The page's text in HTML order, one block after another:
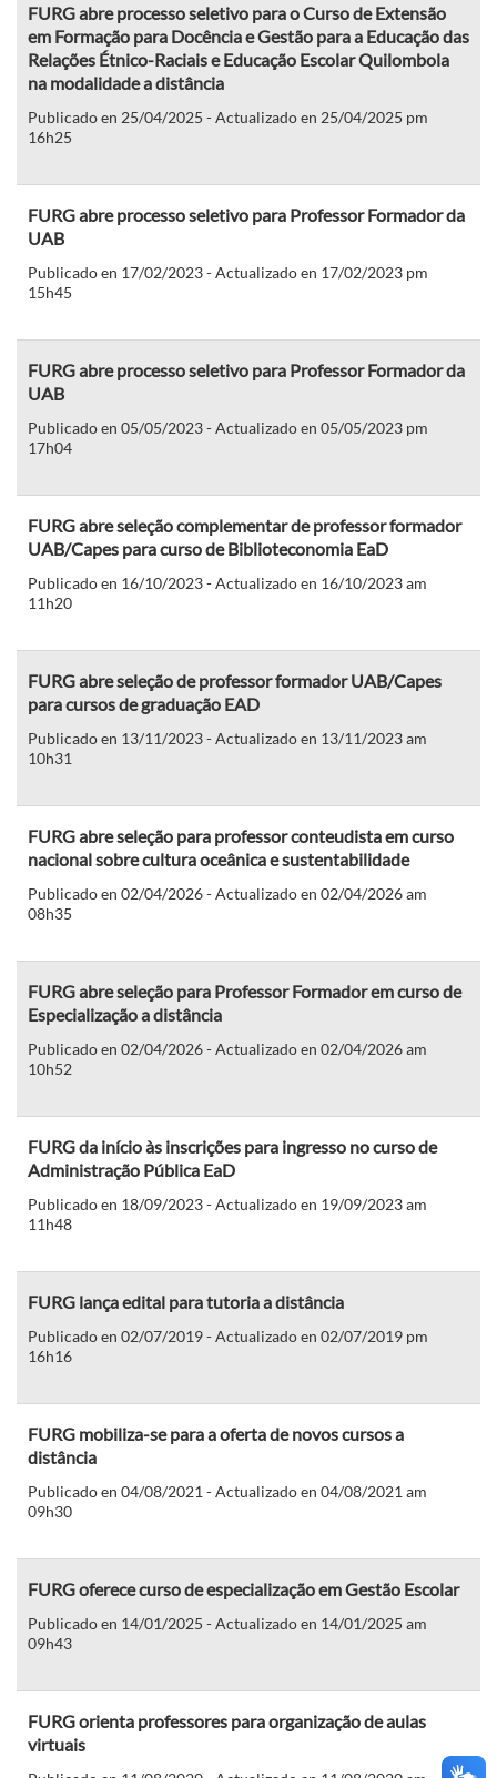
FURG abre processo seletivo para o Curso de Extensão
em Formação para Docência e Gestão para a Educação das
Relações Étnico-Raciais e Educação Escolar Quilombola
na modalidade a distância
Publicado en 25/04/2025 - Actualizado en 25/04/2025 pm
16h25
FURG abre processo seletivo para Professor Formador da
UAB
Publicado en 17/02/2023 - Actualizado en 17/02/2023 pm
15h45
FURG abre processo seletivo para Professor Formador da
UAB
Publicado en 05/05/2023 - Actualizado en 05/05/2023 pm
17h04
FURG abre seleção complementar de professor formador
UAB/Capes para curso de Biblioteconomia EaD
Publicado en 16/10/2023 - Actualizado en 16/10/2023 am
11h20
FURG abre seleção de professor formador UAB/Capes
para cursos de graduação EAD
Publicado en 13/11/2023 - Actualizado en 13/11/2023 am
10h31
FURG abre seleção para professor conteudista em curso
nacional sobre cultura oceânica e sustentabilidade
Publicado en 02/04/2026 - Actualizado en 02/04/2026 am
08h35
FURG abre seleção para Professor Formador em curso de
Especialização a distância
Publicado en 02/04/2026 - Actualizado en 02/04/2026 am
10h52
FURG da início às inscrições para ingresso no curso de
Administração Pública EaD
Publicado en 18/09/2023 - Actualizado en 19/09/2023 am
11h48
FURG lança edital para tutoria a distância
Publicado en 02/07/2019 - Actualizado en 02/07/2019 pm
16h16
FURG mobiliza-se para a oferta de novos cursos a
distância
Publicado en 04/08/2021 - Actualizado en 04/08/2021 am
09h30
FURG oferece curso de especialização em Gestão Escolar
Publicado en 14/01/2025 - Actualizado en 14/01/2025 am
09h43
FURG orienta professores para organização de aulas
virtuais